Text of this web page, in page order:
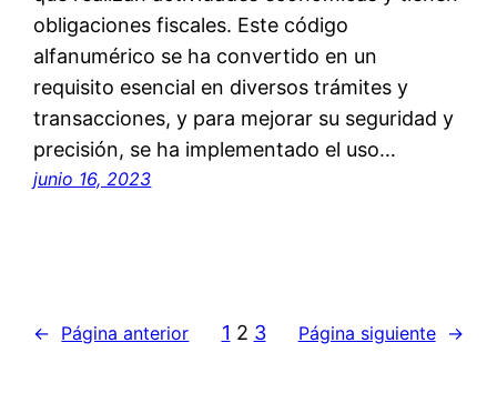
obligaciones fiscales. Este código
alfanumérico se ha convertido en un
requisito esencial en diversos trámites y
transacciones, y para mejorar su seguridad y
precisión, se ha implementado el uso…
junio 16, 2023
← Página anterior 1 2 3 Página siguiente →